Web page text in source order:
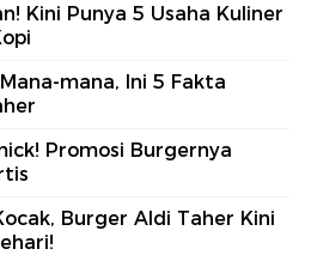
Kini Punya 5 Usaha Kuliner
mana, Ini 5 Fakta
Promosi Burgernya
Burger Aldi Taher Kini